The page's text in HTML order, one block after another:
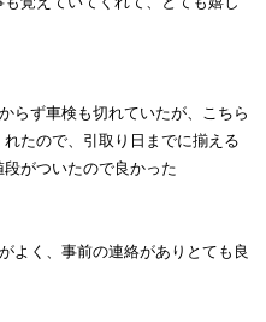
らず車検も切れていたが、こちら
たので、引取り日までに揃える
がついたので良かった
よく、事前の連絡がありとても良